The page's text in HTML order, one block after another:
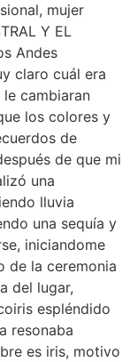
mujer
Y EL
Andes
claro cuál era
cambiaran
los colores y
de
de que mi
una
lluvia
una sequía y
iniciandome
de la ceremonia
del lugar,
espléndido
resonaba
es iris, motivo